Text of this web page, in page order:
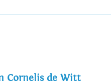
Cornelis de Witt